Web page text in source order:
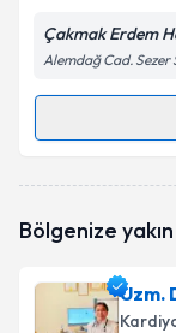
Çakmak Erdem
Alemdağ Cad. Sezer
Randevu
oluşturun.
E-posta
Bölgenize
Uzm.